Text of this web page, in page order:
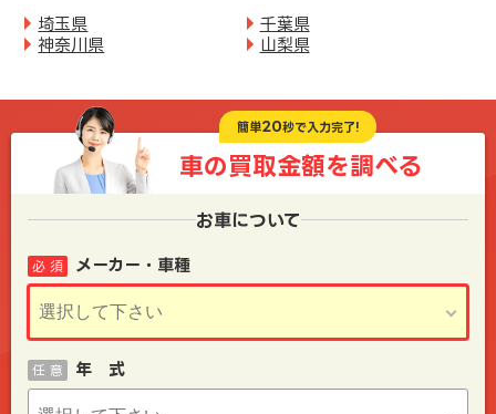
埼玉県
千葉県
神奈川県
山梨県
簡単20秒で入力完了!
車の買取金額を調べる
お車について
メーカー・車種
必 須
年 式
任 意